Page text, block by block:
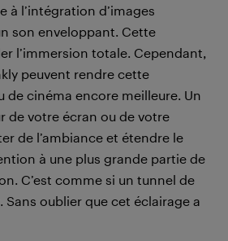
à l’intégration d’images
son enveloppant. Cette
l’immersion totale. Cependant,
peuvent rendre cette
de cinéma encore meilleure. Un
de votre écran ou de votre
de l’ambiance et étendre le
à une plus grande partie de
C’est comme si un tunnel de
oublier que cet éclairage a